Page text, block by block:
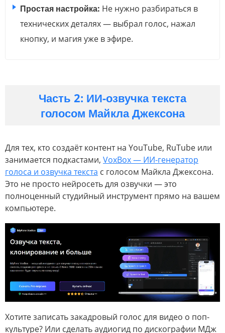
Простая настройка: Не нужно разбираться в
технических деталях — выбрал голос, нажал
кнопку, и магия уже в эфире.
Часть 2: ИИ-озвучка текста
голосом Майкла Джексона
Для тех, кто создаёт контент на YouTube, RuTube или
занимается подкастами, VoxBox — ИИ-генератор
голоса и озвучка текста с голосом Майкла Джексона.
Это не просто нейросеть для озвучки — это
полноценный студийный инструмент прямо на вашем
компьютере.
Хотите записать закадровый голос для видео о поп-
культуре? Или сделать аудиогид по дискографии МДж